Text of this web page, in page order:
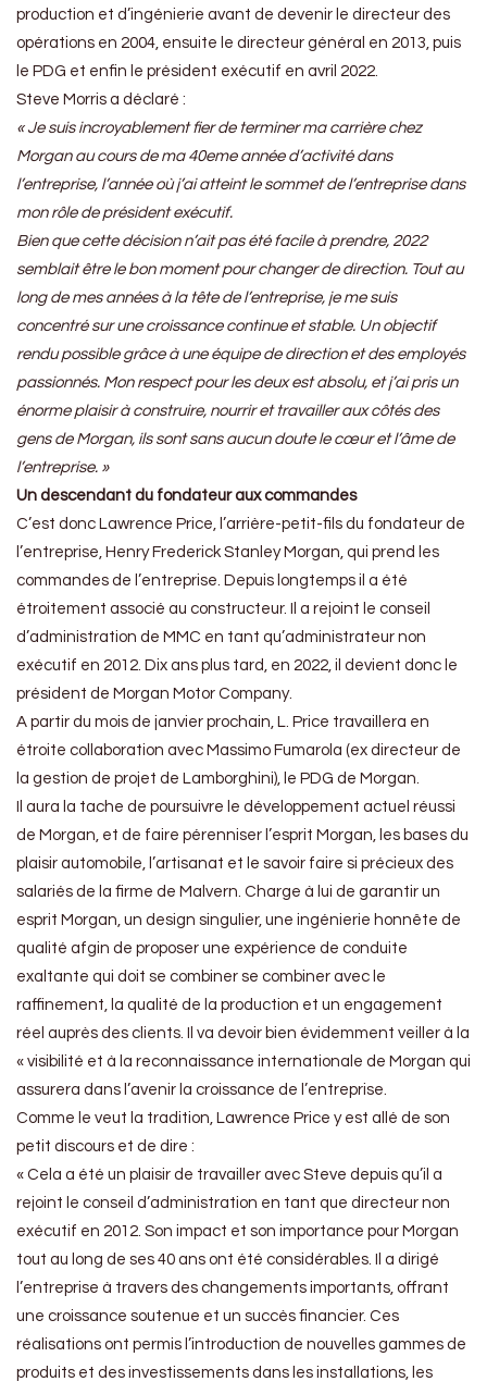
production et d’ingénierie avant de devenir le directeur des
opérations en 2004, ensuite le directeur général en 2013, puis
le PDG et enfin le président exécutif en avril 2022.
Steve Morris a déclaré :
« Je suis incroyablement fier de terminer ma carrière chez
Morgan au cours de ma 40eme année d’activité dans
l’entreprise, l’année où j’ai atteint le sommet de l’entreprise dans
mon rôle de président exécutif.
Bien que cette décision n’ait pas été facile à prendre, 2022
semblait être le bon moment pour changer de direction. Tout au
long de mes années à la tête de l’entreprise, je me suis
concentré sur une croissance continue et stable. Un objectif
rendu possible grâce à une équipe de direction et des employés
passionnés. Mon respect pour les deux est absolu, et j’ai pris un
énorme plaisir à construire, nourrir et travailler aux côtés des
gens de Morgan, ils sont sans aucun doute le cœur et l’âme de
l’entreprise. »
Un descendant du fondateur aux commandes
C’est donc Lawrence Price, l’arrière-petit-fils du fondateur de
l’entreprise, Henry Frederick Stanley Morgan, qui prend les
commandes de l’entreprise. Depuis longtemps il a été
étroitement associé au constructeur. Il a rejoint le conseil
d’administration de MMC en tant qu’administrateur non
exécutif en 2012. Dix ans plus tard, en 2022, il devient donc le
président de Morgan Motor Company.
A partir du mois de janvier prochain, L. Price travaillera en
étroite collaboration avec Massimo Fumarola (ex directeur de
la gestion de projet de Lamborghini), le PDG de Morgan.
Il aura la tache de poursuivre le développement actuel réussi
de Morgan, et de faire pérenniser l’esprit Morgan, les bases du
plaisir automobile, l’artisanat et le savoir faire si précieux des
salariés de la firme de Malvern. Charge à lui de garantir un
esprit Morgan, un design singulier, une ingénierie honnête de
qualité afgin de proposer une expérience de conduite
exaltante qui doit se combiner se combiner avec le
raffinement, la qualité de la production et un engagement
réel auprès des clients. Il va devoir bien évidemment veiller à la
« visibilité et à la reconnaissance internationale de Morgan qui
assurera dans l’avenir la croissance de l’entreprise.
Comme le veut la tradition, Lawrence Price y est allé de son
petit discours et de dire :
« Cela a été un plaisir de travailler avec Steve depuis qu’il a
rejoint le conseil d’administration en tant que directeur non
exécutif en 2012. Son impact et son importance pour Morgan
tout au long de ses 40 ans ont été considérables. Il a dirigé
l’entreprise à travers des changements importants, offrant
une croissance soutenue et un succès financier. Ces
réalisations ont permis l’introduction de nouvelles gammes de
produits et des investissements dans les installations, les